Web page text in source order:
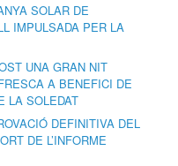
SOLAR DE
IMPULSADA PER LA
UNA GRAN NIT
A BENEFICI DE
LA SOLEDAT
DEFINITIVA DEL
DE L’INFORME